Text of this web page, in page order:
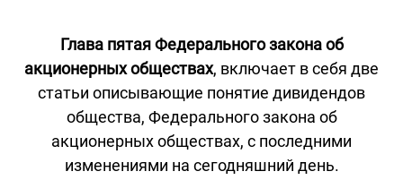
Глава пятая Федерального закона об
акционерных обществах, включает в себя две
статьи описывающие понятие дивидендов
общества, Федерального закона об
акционерных обществах, с последними
изменениями на сегодняшний день.